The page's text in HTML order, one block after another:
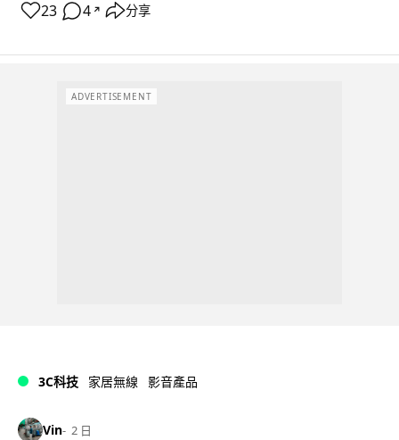
23 4 ↗ 分享
ADVERTISEMENT
3C科技 家居無線 影音產品
Vin 2 日